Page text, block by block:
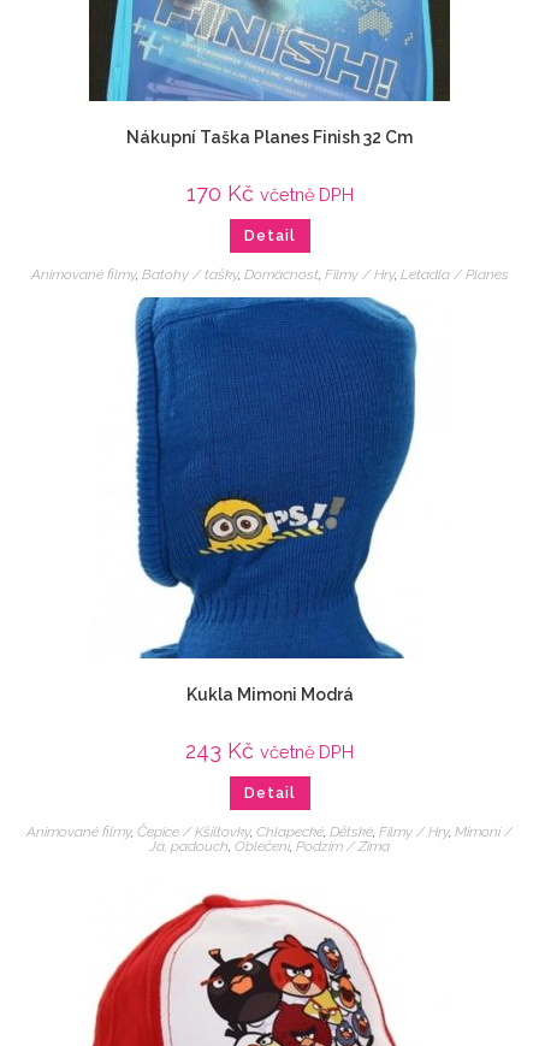
Nákupní Taška Planes Finish 32 Cm
170 Kč včetně DPH
Detail
Animované filmy, Batohy / tašky, Domácnost, Filmy / Hry, Letadla / Planes
Kukla Mimoni Modrá
243 Kč včetně DPH
Detail
Animované filmy, Čepice / Kšiltovky, Chlapecké, Dětské, Filmy / Hry, Mimoni /
Já, padouch, Oblečení, Podzim / Zima